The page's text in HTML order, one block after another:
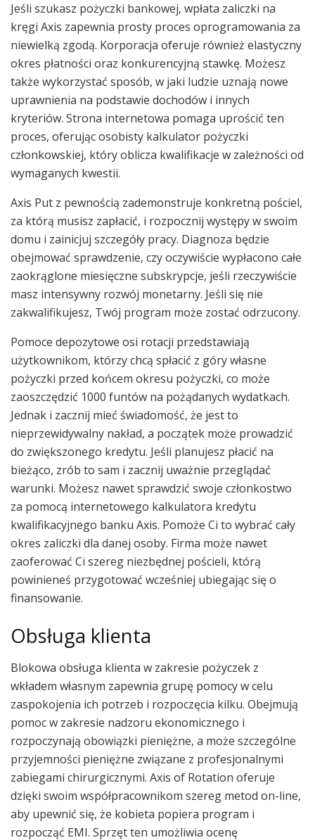
Jeśli szukasz pożyczki bankowej, wpłata zaliczki na
kręgi Axis zapewnia prosty proces oprogramowania za
niewielką zgodą. Korporacja oferuje również elastyczny
okres płatności oraz konkurencyjną stawkę. Możesz
także wykorzystać sposób, w jaki ludzie uznają nowe
uprawnienia na podstawie dochodów i innych
kryteriów. Strona internetowa pomaga uprościć ten
proces, oferując osobisty kalkulator pożyczki
członkowskiej, który oblicza kwalifikacje w zależności od
wymaganych kwestii.
Axis Put z pewnością zademonstruje konkretną pościel,
za którą musisz zapłacić, i rozpocznij występy w swoim
domu i zainicjuj szczegóły pracy. Diagnoza będzie
obejmować sprawdzenie, czy oczywiście wypłacono całe
zaokrąglone miesięczne subskrypcje, jeśli rzeczywiście
masz intensywny rozwój monetarny. Jeśli się nie
zakwalifikujesz, Twój program może zostać odrzucony.
Pomoce depozytowe osi rotacji przedstawiają
użytkownikom, którzy chcą spłacić z góry własne
pożyczki przed końcem okresu pożyczki, co może
zaoszczędzić 1000 funtów na pożądanych wydatkach.
Jednak i zacznij mieć świadomość, że jest to
nieprzewidywalny nakład, a początek może prowadzić
do zwiększonego kredytu. Jeśli planujesz płacić na
bieżąco, zrób to sam i zacznij uważnie przeglądać
warunki. Możesz nawet sprawdzić swoje członkostwo
za pomocą internetowego kalkulatora kredytu
kwalifikacyjnego banku Axis. Pomoże Ci to wybrać cały
okres zaliczki dla danej osoby. Firma może nawet
zaoferować Ci szereg niezbędnej pościeli, którą
powinieneś przygotować wcześniej ubiegając się o
finansowanie.
Obsługa klienta
Blokowa obsługa klienta w zakresie pożyczek z
wkładem własnym zapewnia grupę pomocy w celu
zaspokojenia ich potrzeb i rozpoczęcia kilku. Obejmują
pomoc w zakresie nadzoru ekonomicznego i
rozpoczynają obowiązki pieniężne, a może szczególne
przyjemności pieniężne związane z profesjonalnymi
zabiegami chirurgicznymi. Axis of Rotation oferuje
dzięki swoim współpracownikom szereg metod on-line,
aby upewnić się, że kobieta popiera program i
rozpocząć EMI. Sprzęt ten umożliwia ocenę